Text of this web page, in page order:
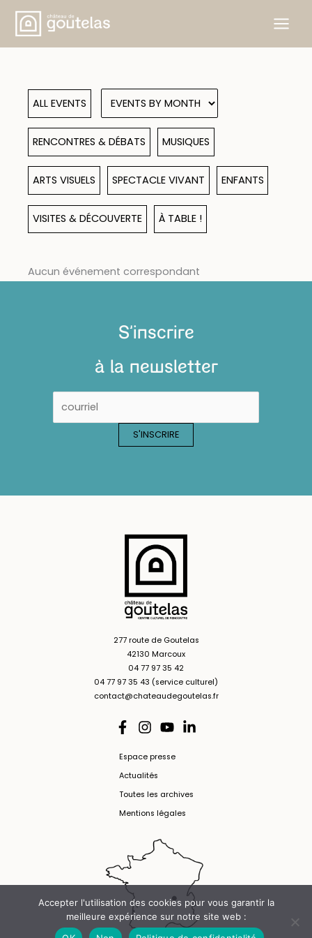
Skip
content
ALL EVENTS
RENCONTRES & DÉBATS MUSIQUES
ARTS VISUELS SPECTACLE VIVANT ENFANTS
VISITES & DÉCOUVERTE À TABLE !
Aucun événement correspondant
S'inscrire
à la newsletter
277 route de Goutelas
42130 Marcoux
04 77 97 35 42
04 77 97 35 43 (service culturel)
contact@chateaudegoutelas.fr
Espace presse
Actualités
Toutes les archives
Mentions légales
Accepter l'utilisation des cookies pour vous garantir la
meilleure expérience sur notre site web :